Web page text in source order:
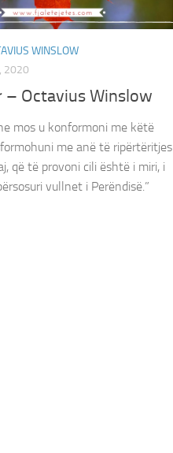
WINSLOW
2020
– Octavius Winslow
mos u konformoni me këtë
me anë të ripërtëritjes
që të provoni cili është i miri, i
vullnet i Perëndisë.”